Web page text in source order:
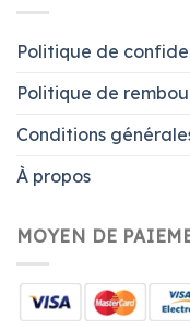
Politique de
Politique de
Conditions
À propos
MOYEN DE